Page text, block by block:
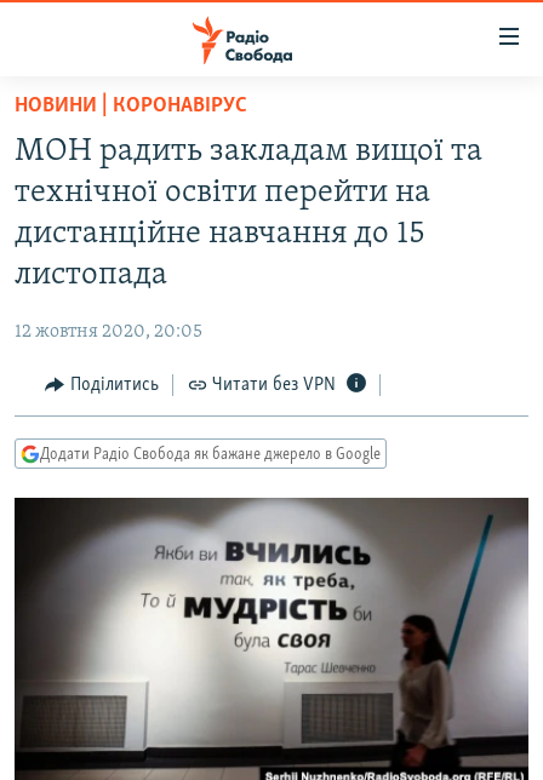
Перейти
основного
матеріалу
до
основної
Перейти
пошуку
ВСЕ ЗА ДОБУ
КУЛЬТУРА
СПОРТ
ДОНБАС.РЕАЛІЇ
КРИМ.РЕАЛІЇ
ТИ ЯК?
КИТАЙ.ВИКЛИКИ
МУЛЬТИМЕДІА
ПОДКАСТИ
НОВИНИ | КОРОНАВІРУС
МОН радить закладам вищої та
технічної освіти перейти на
дистанційне навчання до 15
листопада
12 жовтня 2020, 20:05
Поділитись Читати без VPN
Додати Радіо Свобода як бажане джерело в Google